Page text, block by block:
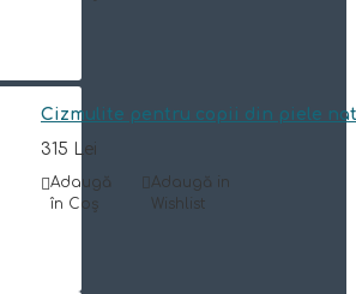
Cizmulite pentru copii din piele
315 Lei
Adaugă
în Coş
Adaugă in
Wishlist